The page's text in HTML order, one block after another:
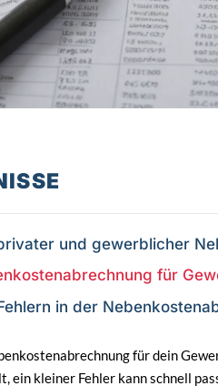
und gewerblicher
für
in der
für dein
ein kleiner Fehler kann schnell